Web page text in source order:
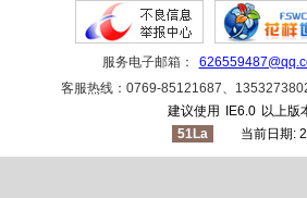
服务电子邮箱：
客服热线：0769-85121687、
建议使用
IE6.0 以上版
51La
当前日期: